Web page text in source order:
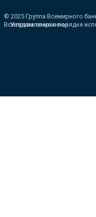
© 2025 Группа Всемирного
Все права сохранены.
Уведомление о порядке